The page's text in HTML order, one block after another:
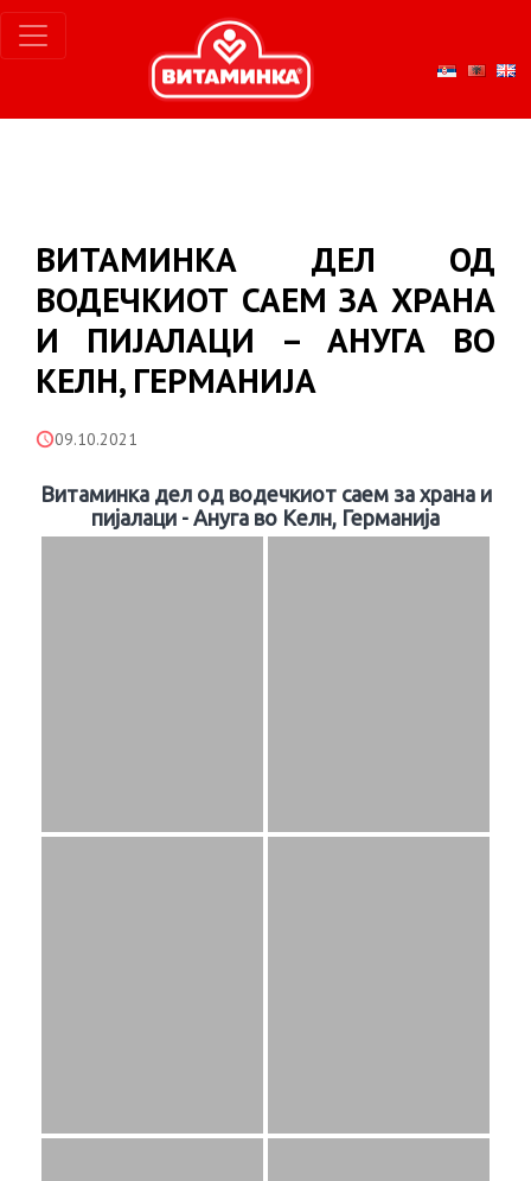
ВИТАМИНКА ДЕЛ ОД
ВОДЕЧКИОТ САЕМ ЗА ХРАНА
И ПИЈАЛАЦИ – АНУГА ВО
КЕЛН, ГЕРМАНИЈА
09.10.2021
Витаминка дел од водечкиот саем за храна и
пијалаци - Ануга во Келн, Германија